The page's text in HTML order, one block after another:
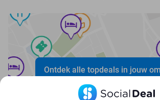
Ontdek alle topdeals in jouw